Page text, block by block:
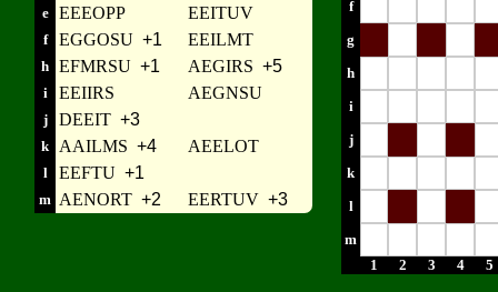
e EEEOPP EEITUV
f EGGOSU +1 EEILMT
h EFMRSU +1 AEGIRS +5
i EEIIRS AEGNSU
j DEEIT +3
k AAILMS +4 AEELOT
l EEFTU +1
m AENORT +2 EERTUV +3
f
g
h
i
j
k
l
m
1
2 3 4 5